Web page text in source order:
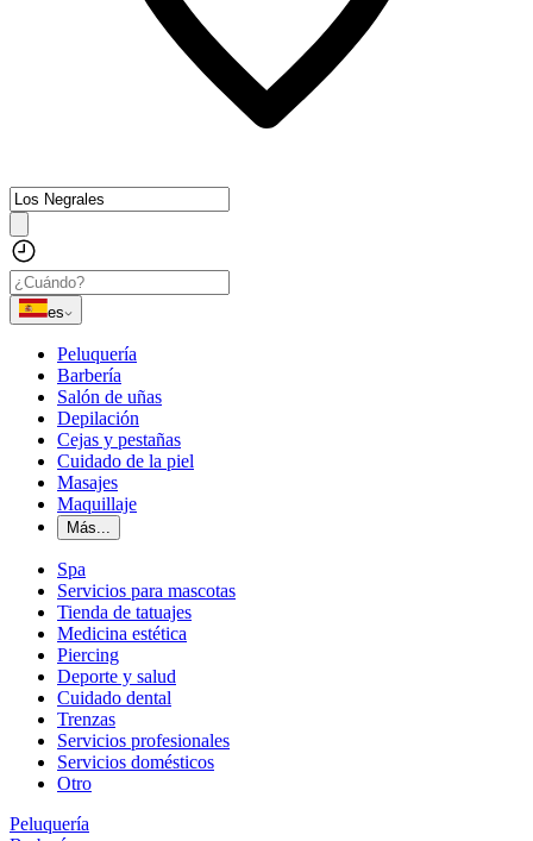
es
Peluquería
Barbería
Salón de uñas
Depilación
Cejas y pestañas
Cuidado de la piel
Masajes
Maquillaje
Más...
Spa
Servicios para mascotas
Tienda de tatuajes
Medicina estética
Piercing
Deporte y salud
Cuidado dental
Trenzas
Servicios profesionales
Servicios domésticos
Otro
Peluquería